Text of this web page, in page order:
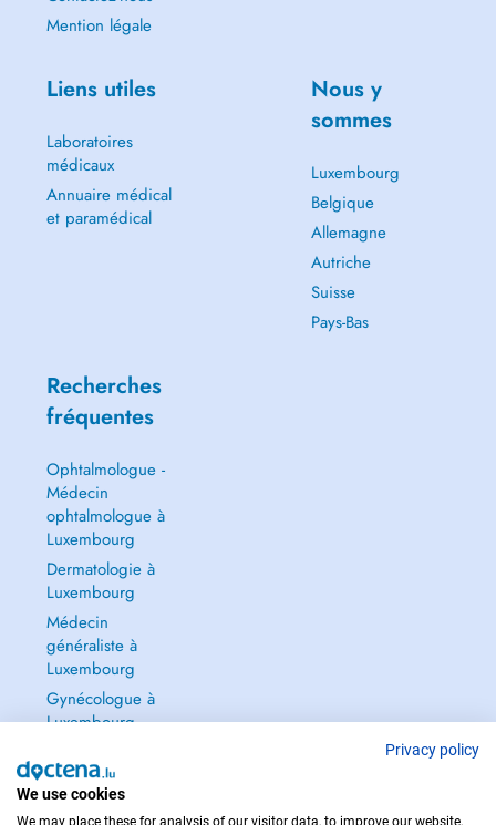
Mention légale
Liens utiles
Laboratoires
médicaux
Annuaire médical
et paramédical
Nous y
sommes
Luxembourg
Belgique
Allemagne
Autriche
Suisse
Pays-Bas
Recherches
fréquentes
Ophtalmologue -
Médecin
ophtalmologue à
Luxembourg
Dermatologie à
Luxembourg
Médecin
généraliste à
Luxembourg
Gynécologue à
Luxembourg
Privacy policy
We use cookies
We may place these for analysis of our visitor data, to improve our website,